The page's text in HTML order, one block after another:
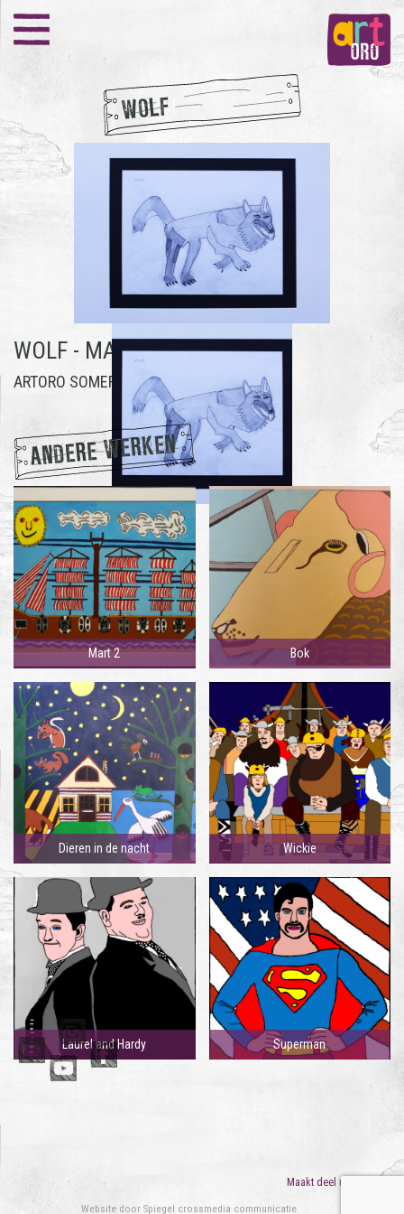
WOLF
WOLF - MART VERBERNE
ARTORO SOMEREN
ANDERE WERKEN
Mart 2 Bok
Dieren in de nacht Wickie
Laurel and Hardy Superman
Maakt deel uit van
Website door Spiegel crossmedia communicatie